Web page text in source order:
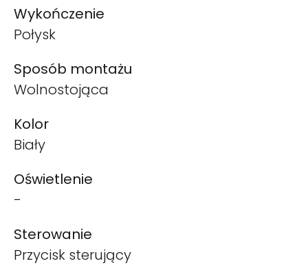
Wykończenie
Połysk
Sposób montażu
Wolnostojąca
Kolor
Biały
Oświetlenie
-
Sterowanie
Przycisk sterujący